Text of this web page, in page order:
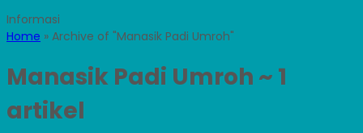
Home » Archive of "Manasik Padi Umroh"
Manasik Padi Umroh ~ 1
artikel